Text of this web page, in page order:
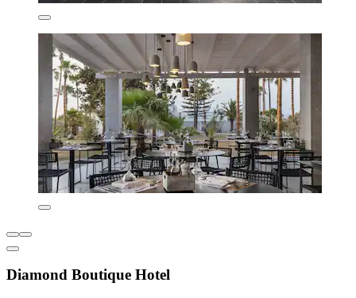
Diamond Boutique Hotel